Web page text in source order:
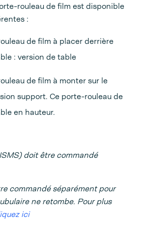
rouleau de film est disponible
:
de film à placer derrière
: version de table
de film à monter sur le
support. Ce porte-rouleau de
en hauteur.
doit être commandé
commandé séparément pour
ne retombe. Pour plus
ici